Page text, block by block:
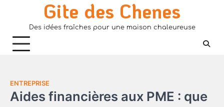
Gite des Chenes
Des idées fraîches pour une maison chaleureuse
ENTREPRISE
Aides financières aux PME : que